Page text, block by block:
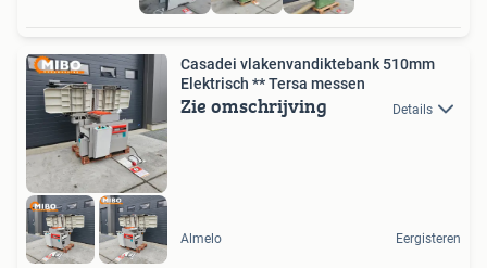
Casadei vlakenvandiktebank 510mm
Elektrisch ** Tersa messen
Zie omschrijving Details
Almelo Eergisteren